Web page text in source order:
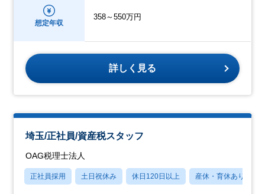
想定年収
358～550万円
詳しく見る
埼玉/正社員/資産税スタッフ
OAG税理士法人
正社員採用 土日祝休み 休日120日以上 産休・育休あり